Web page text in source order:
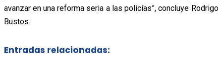
avanzar en una reforma seria a las policías”, concluye Rodrigo
Bustos.
Entradas relacionadas: